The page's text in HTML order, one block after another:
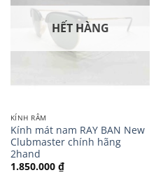
HẾT HÀNG
KÍNH RÂM
Kính mát nam RAY BAN New
Clubmaster chính hãng
2hand
1.850.000 ₫